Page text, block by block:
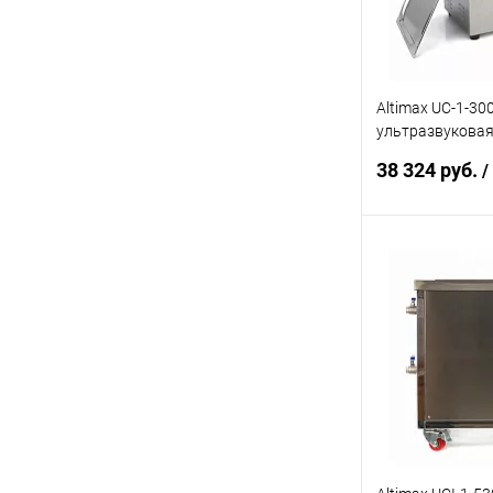
Altimax UC-1-
38 324 руб. /
Купить в 1 клик
В избранное